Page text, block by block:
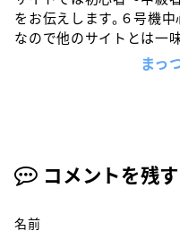
をお伝えします。６号機
なので他のサイトとは一
まっ
コメントを残す
名前